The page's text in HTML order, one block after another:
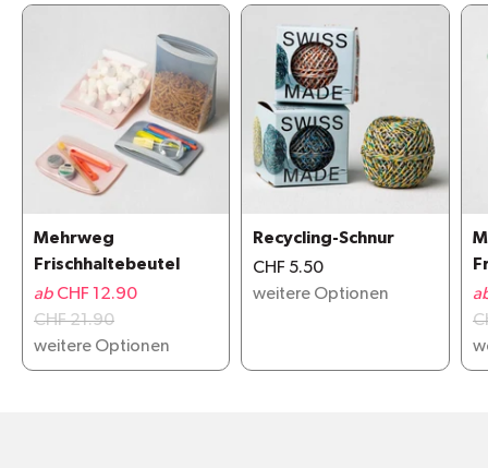
Mehrweg
Frischhaltebeutel
ab CHF 12.90
CHF 21.90
weitere Optionen
Recycling-Schnur
CHF 5.50
weitere Optionen